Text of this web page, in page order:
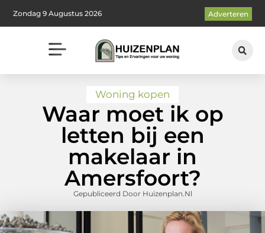
Zondag 9 Augustus 2026 Adverteren
Woning kopen
Waar moet ik op
letten bij een
makelaar in
Amersfoort?
Gepubliceerd Door Huizenplan.nl